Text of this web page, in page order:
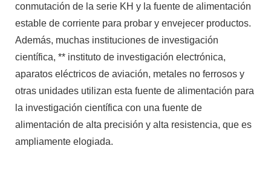
conmutación de la serie KH y la fuente de alimentación
estable de corriente para probar y envejecer productos.
Además, muchas instituciones de investigación
científica, ** instituto de investigación electrónica,
aparatos eléctricos de aviación, metales no ferrosos y
otras unidades utilizan esta fuente de alimentación para
la investigación científica con una fuente de
alimentación de alta precisión y alta resistencia, que es
ampliamente elogiada.